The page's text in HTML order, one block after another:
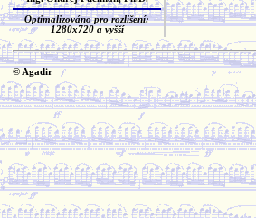
Optimalizováno pro rozlišení:
1280x720 a vyšší
© Agadir